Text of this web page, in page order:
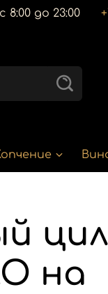
до 23:00
на